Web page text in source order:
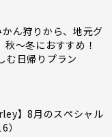
かん狩りから、地元グ
〜冬におすすめ！
む日帰りプラン
】8月のスペシャル